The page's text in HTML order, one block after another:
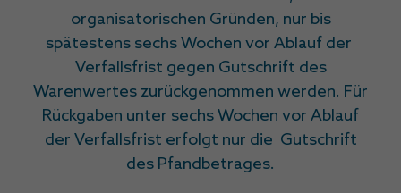
organisatorischen Gründen, nur bis
spätestens sechs Wochen vor Ablauf der
Verfallsfrist gegen Gutschrift des
Warenwertes zurückgenommen werden. Für
Rückgaben unter sechs Wochen vor Ablauf
der Verfallsfrist erfolgt nur die Gutschrift
des Pfandbetrages.